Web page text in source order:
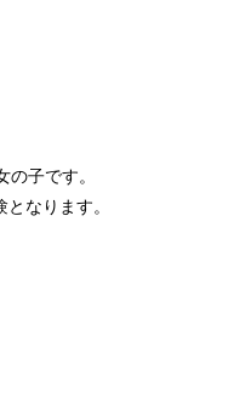
子です。
なります。